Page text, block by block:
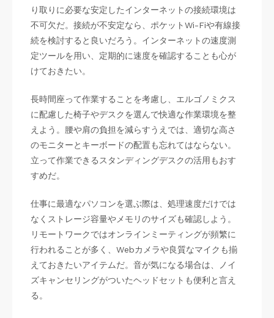
り取りに必要な安定したインターネットの接続環境は
不可欠だ。接続が不安定なら、ポケットWi-Fiや有線接
続を検討すると良いだろう。インターネットの速度測
定ツールを用い、定期的に速度を確認することも心が
けておきたい。
長時間座って作業することを考慮し、エルゴノミクス
に配慮した椅子やデスクを選んで快適な作業環境を整
えよう。腰や肩の負担を減らすうえでは、適切な高さ
のモニターとキーボードの配置も忘れてはならない。
立って作業できるスタンディングデスクの活用もおす
すめだ。
仕事に最適なパソコンを選ぶ際は、処理速度だけでは
なくストレージ容量やメモリのサイズも確認しよう。
リモートワークではオンラインミーティングが頻繁に
行われることが多く、Webカメラや良質なマイクも揃
えておきたいアイテムだ。音が気になる場合は、ノイ
ズキャンセリングがついたヘッドセットも便利と言え
る。